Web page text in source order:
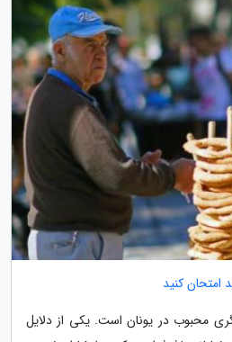
محبوب در یونان است. یکی از دلایل